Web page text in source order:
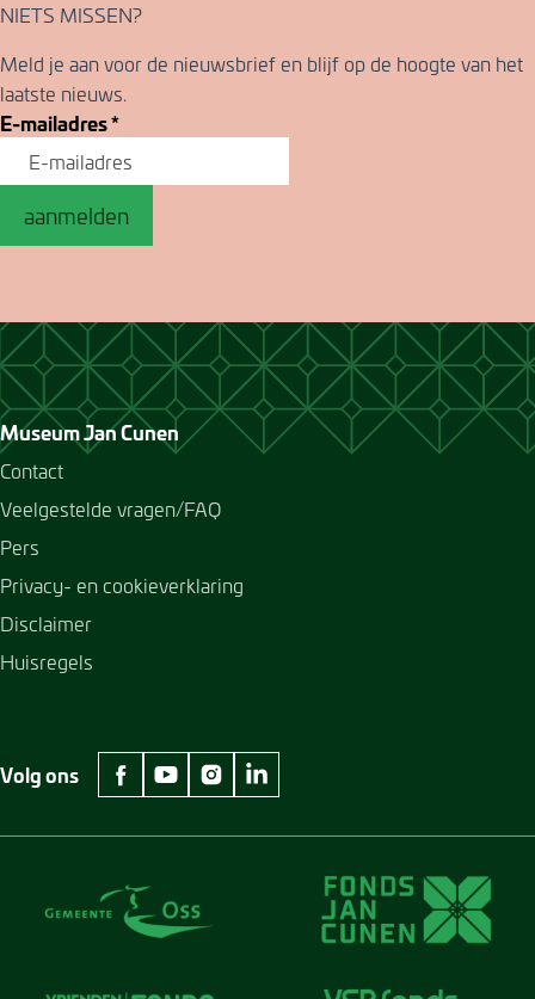
NIETS MISSEN?
Meld je aan voor de nieuwsbrief en blijf op de hoogte van het
laatste nieuws.
E-mailadres*
aanmelden
Museum Jan Cunen
Contact
Veelgestelde vragen/FAQ
Pers
Privacy- en cookieverklaring
Disclaimer
Huisregels
Volg ons
facebook Museum Jan Cunen
youtube Museum Jan Cunen
instagram Museum Jan Cunen
linkedin Museum Jan Cunen